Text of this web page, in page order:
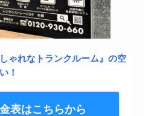
ゃれなトランクルーム』の空
！
表はこちらから